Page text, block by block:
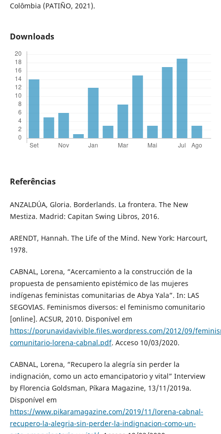
Colômbia (PATIÑO, 2021).
Downloads
Referências
ANZALDÚA, Gloria. Borderlands. La frontera. The New
Mestiza. Madrid: Capitan Swing Libros, 2016.
ARENDT, Hannah. The Life of the Mind. New York: Harcourt,
1978.
CABNAL, Lorena, “Acercamiento a la construcción de la
propuesta de pensamiento epistémico de las mujeres
indígenas feministas comunitarias de Abya Yala”. In: LAS
SEGOVIAS. Feminismos diversos: el feminismo comunitario
[online]. ACSUR, 2010. Disponível em
https://porunavidavivible.files.wordpress.com/2012/09/
comunitario-lorena-cabnal.pdf. Acceso 10/03/2020.
CABNAL, Lorena, “Recupero la alegría sin perder la
indignación, como un acto emancipatorio y vital” Interview
by Florencia Goldsman, Píkara Magazine, 13/11/2019a.
Disponível em
https://www.pikaramagazine.com/2019/11/lorena-cabnal-
recupero-la-alegria-sin-perder-la-indignacion-como-un-